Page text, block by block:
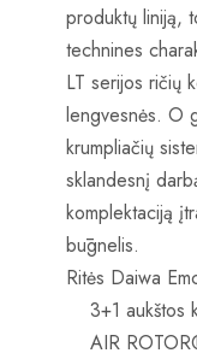
produktų liniją,
technines
LT serijos ričių
lengvesnės. O
krumpliačių
sklandesnį
komplektaciją
būgnelis.
Ritės Daiwa
3+1 aukštos
AIR